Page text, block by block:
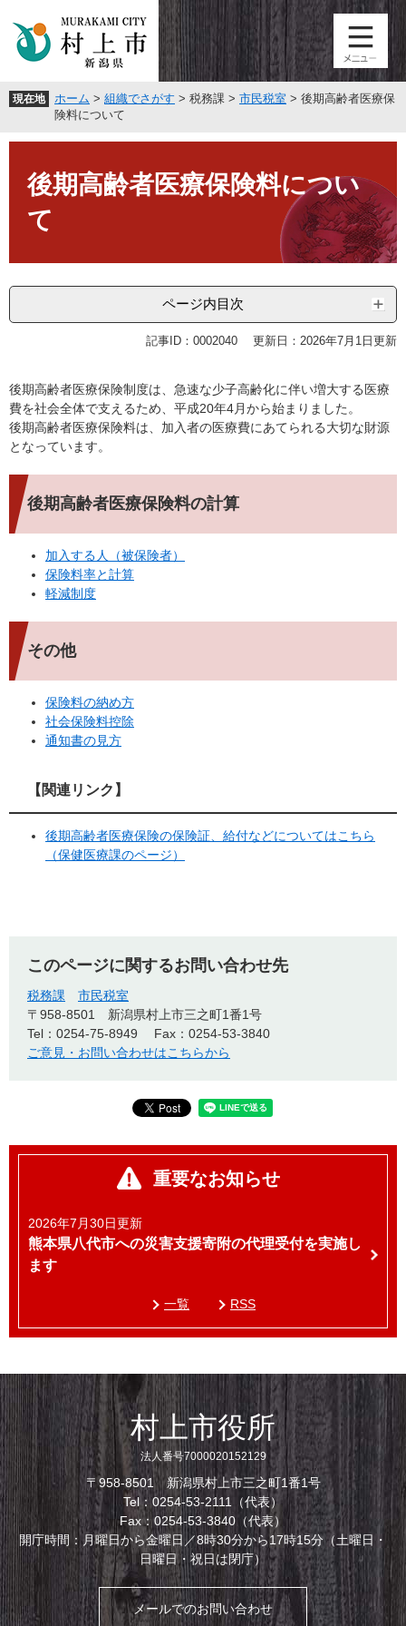
頭
す
飛
し
現在地 ホーム > 組織でさがす > 税務課 > 市民税室 > 後期高齢者医療保
険料について
後期高齢者医療保険料につい
て
ページ内目次
記事ID：0002040 更新日：2026年7月1日更新
後期高齢者医療保険制度は、急速な少子高齢化に伴い増大する医療
費を社会全体で支えるため、平成20年4月から始まりました。
後期高齢者医療保険料は、加入者の医療費にあてられる大切な財源
となっています。
後期高齢者医療保険料の計算
加入する人（被保険者）
保険料率と計算
軽減制度
その他
保険料の納め方
社会保険料控除
通知書の見方
【関連リンク】
後期高齢者医療保険の保険証、給付などについてはこちら
（保健医療課のページ）
このページに関するお問い合わせ先
税務課
市民税室
〒958-8501
新潟県村上市三之町1番1号
Tel：0254-75-8949
Fax：0254-53-3840
ご意見・お問い合わせはこちらから
重要なお知らせ
2026年7月30日更新
熊本県八代市への災害支援寄附の代理受付を実施し
ます
一覧 RSS
村上市役所
法人番号7000020152129
〒958-8501 新潟県村上市三之町1番1号
Tel：0254-53-2111（代表）
Fax：0254-53-3840（代表）
開庁時間：月曜日から金曜日／8時30分から17時15分（土曜日・
日曜日・祝日は閉庁）
メールでのお問い合わせ